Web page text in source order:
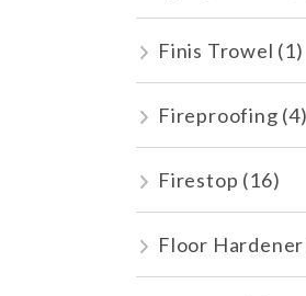
Finis Trowel (1)
Fireproofing (4)
Firestop (16)
Floor Hardener